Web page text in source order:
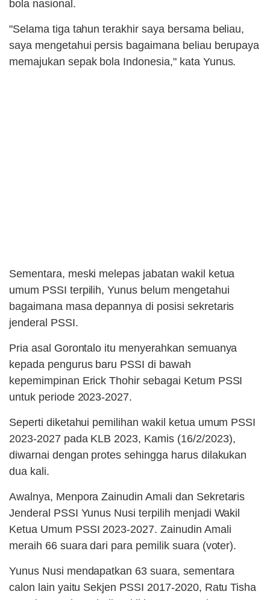
bola nasional.
"Selama tiga tahun terakhir saya bersama beliau,
saya mengetahui persis bagaimana beliau berupaya
memajukan sepak bola Indonesia," kata Yunus.
Sementara, meski melepas jabatan wakil ketua
umum PSSI terpilih, Yunus belum mengetahui
bagaimana masa depannya di posisi sekretaris
jenderal PSSI.
Pria asal Gorontalo itu menyerahkan semuanya
kepada pengurus baru PSSI di bawah
kepemimpinan Erick Thohir sebagai Ketum PSSI
untuk periode 2023-2027.
Seperti diketahui pemilihan wakil ketua umum PSSI
2023-2027 pada KLB 2023, Kamis (16/2/2023),
diwarnai dengan protes sehingga harus dilakukan
dua kali.
Awalnya, Menpora Zainudin Amali dan Sekretaris
Jenderal PSSI Yunus Nusi terpilih menjadi Wakil
Ketua Umum PSSI 2023-2027. Zainudin Amali
meraih 66 suara dari para pemilik suara (voter).
Yunus Nusi mendapatkan 63 suara, sementara
calon lain yaitu Sekjen PSSI 2017-2020, Ratu Tisha